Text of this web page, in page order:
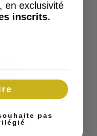
en exclusivité
inscrits.
pas